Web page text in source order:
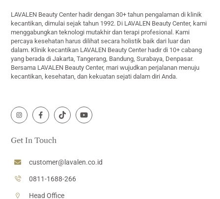
LAVALEN Beauty Center hadir dengan 30+ tahun pengalaman di klinik
kecantikan, dimulai sejak tahun 1992. Di LAVALEN Beauty Center, kami
menggabungkan teknologi mutakhir dan terapi profesional. Kami
percaya kesehatan harus dilihat secara holistik baik dari luar dan
dalam. Klinik kecantikan LAVALEN Beauty Center hadir di 10+ cabang
yang berada di Jakarta, Tangerang, Bandung, Surabaya, Denpasar.
Bersama LAVALEN Beauty Center, mari wujudkan perjalanan menuju
kecantikan, kesehatan, dan kekuatan sejati dalam diri Anda.
Icon
Icon
Icon
Icon
Get In Touch
customer@lavalen.co.id
0811-1688-266
Head Office